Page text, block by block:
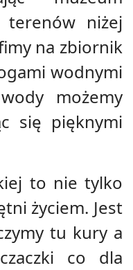
niżej
na zbiornik
wodnymi
możemy
się pięknymi
to nie tylko
życiem. Jest
tu kury a
co dla